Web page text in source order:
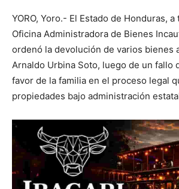
YORO, Yoro.- El Estado de Honduras,
Oficina Administradora de Bienes
ordenó la devolución de varios bienes
Arnaldo Urbina Soto, luego de un fallo
favor de la familia en el proceso legal
propiedades bajo administración